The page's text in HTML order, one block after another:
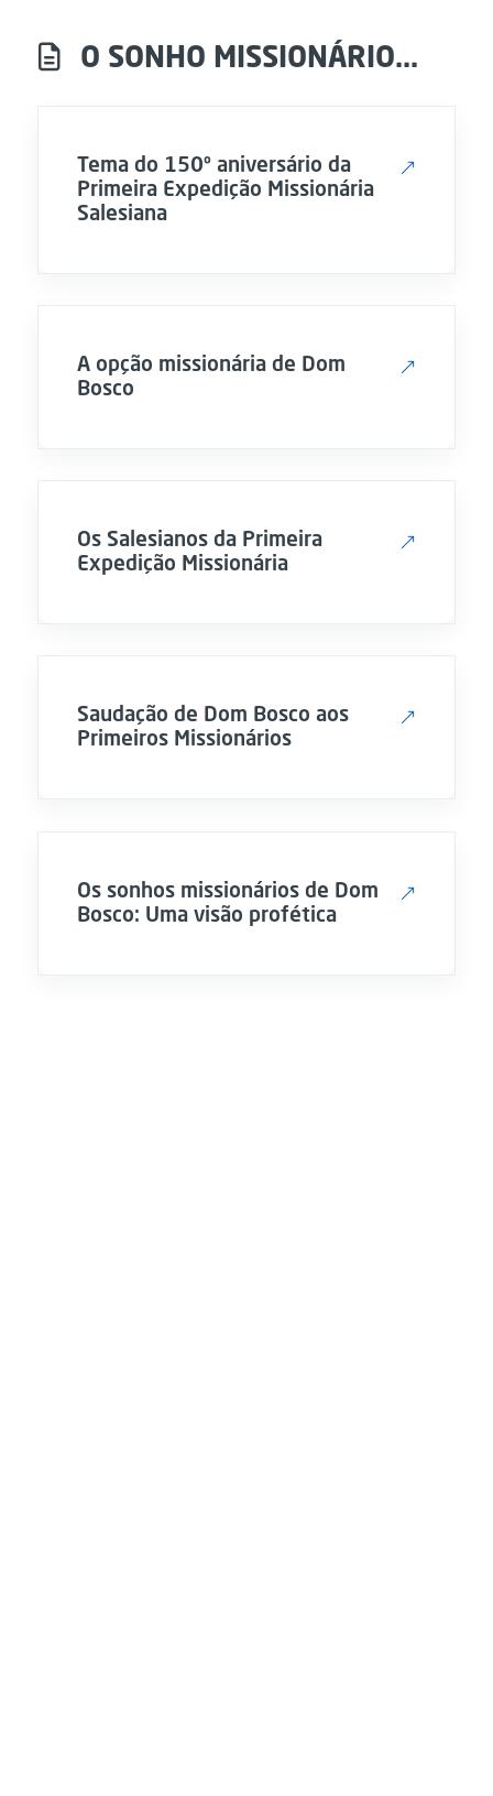
O SONHO MISSIONÁRIO...
Tema do 150º aniversário da
Primeira Expedição Missionária
Salesiana
A opção missionária de Dom
Bosco
Os Salesianos da Primeira
Expedição Missionária
Saudação de Dom Bosco aos
Primeiros Missionários
Os sonhos missionários de Dom
Bosco: Uma visão profética